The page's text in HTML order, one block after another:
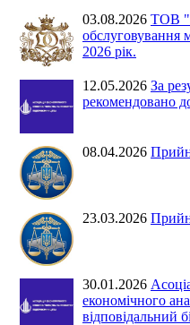
03.08.2026 ТОВ
обслуговування
2026 рік.
12.05.2026 За
рекомендовано
08.04.2026
23.03.2026
30.01.2026
економічного
відповідальний